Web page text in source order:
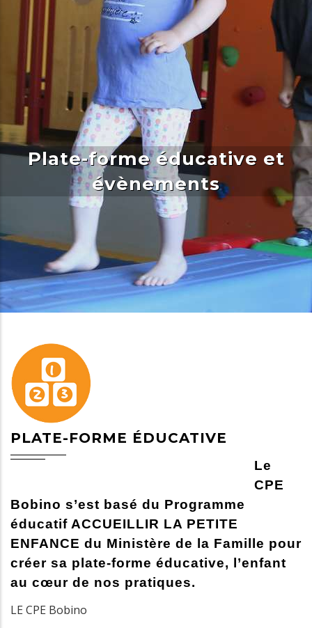
Plate-forme éducative et
évènements
PLATE-FORME ÉDUCATIVE
Le
CPE
Bobino s’est basé du Programme
éducatif ACCUEILLIR LA PETITE
ENFANCE du Ministère de la Famille pour
créer sa plate-forme éducative, l’enfant
au cœur de nos pratiques.
LE CPE Bobino